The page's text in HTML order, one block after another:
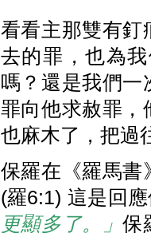
看看主那雙有釘
去的罪，也為
嗎？還是我們一
罪向他求赦罪，
也麻木了，把過
保羅在《羅馬書
(羅6:1) 這是回
更顯多了。」保